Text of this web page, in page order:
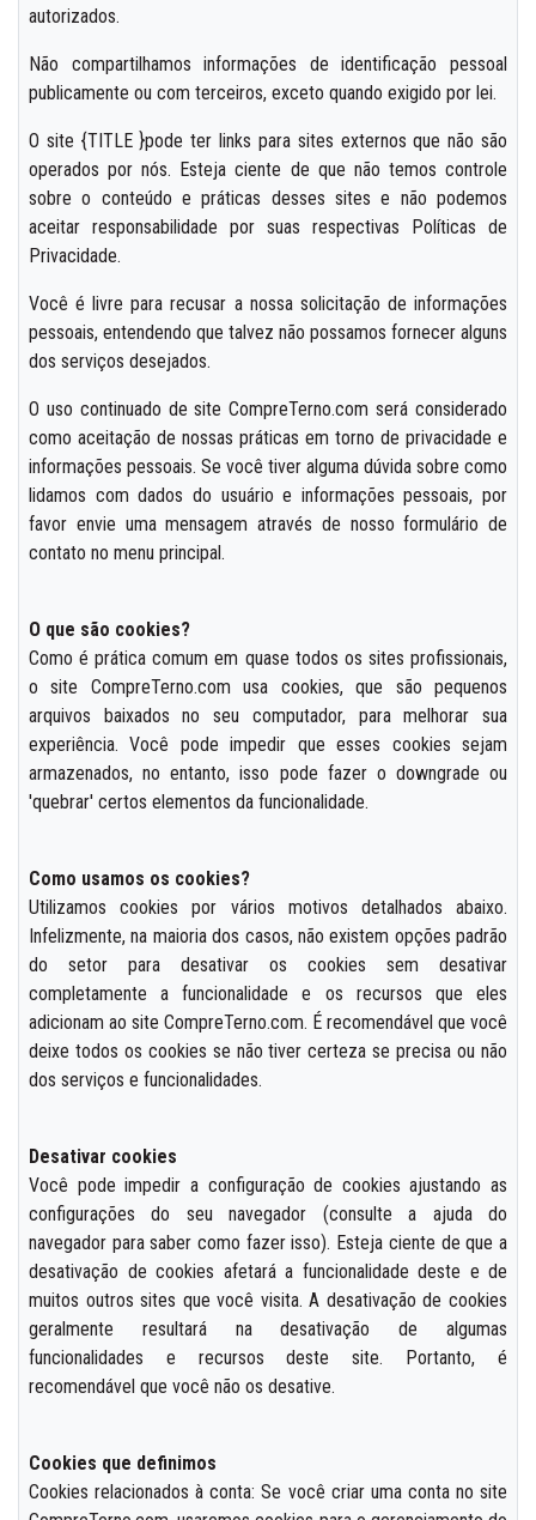
autorizados.
Não compartilhamos informações de identificação pessoal
publicamente ou com terceiros, exceto quando exigido por lei.
O site {TITLE }pode ter links para sites externos que não são
operados por nós. Esteja ciente de que não temos controle
sobre o conteúdo e práticas desses sites e não podemos
aceitar responsabilidade por suas respectivas Políticas de
Privacidade.
Você é livre para recusar a nossa solicitação de informações
pessoais, entendendo que talvez não possamos fornecer alguns
dos serviços desejados.
O uso continuado de site CompreTerno.com será considerado
como aceitação de nossas práticas em torno de privacidade e
informações pessoais. Se você tiver alguma dúvida sobre como
lidamos com dados do usuário e informações pessoais, por
favor envie uma mensagem através de nosso formulário de
contato no menu principal.
O que são cookies?
Como é prática comum em quase todos os sites profissionais,
o site CompreTerno.com usa cookies, que são pequenos
arquivos baixados no seu computador, para melhorar sua
experiência. Você pode impedir que esses cookies sejam
armazenados, no entanto, isso pode fazer o downgrade ou
'quebrar' certos elementos da funcionalidade.
Como usamos os cookies?
Utilizamos cookies por vários motivos detalhados abaixo.
Infelizmente, na maioria dos casos, não existem opções padrão
do setor para desativar os cookies sem desativar
completamente a funcionalidade e os recursos que eles
adicionam ao site CompreTerno.com. É recomendável que você
deixe todos os cookies se não tiver certeza se precisa ou não
dos serviços e funcionalidades.
Desativar cookies
Você pode impedir a configuração de cookies ajustando as
configurações do seu navegador (consulte a ajuda do
navegador para saber como fazer isso). Esteja ciente de que a
desativação de cookies afetará a funcionalidade deste e de
muitos outros sites que você visita. A desativação de cookies
geralmente resultará na desativação de algumas
funcionalidades e recursos deste site. Portanto, é
recomendável que você não os desative.
Cookies que definimos
Cookies relacionados à conta: Se você criar uma conta no site